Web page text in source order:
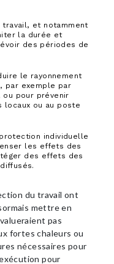
et notamment
la durée et
des périodes de
le rayonnement
par exemple par
pour prévenir
locaux ou au poste
individuelle
les effets des
des effets des
du travail ont
mettre en
pas
fortes chaleurs ou
nécessaires pour
pour